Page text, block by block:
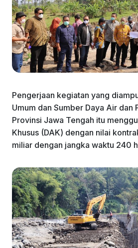
Pengerjaan kegiatan yang
Umum dan Sumber Daya Air dan
Provinsi Jawa Tengah itu
Khusus (DAK) dengan nilai
miliar dengan jangka waktu 240